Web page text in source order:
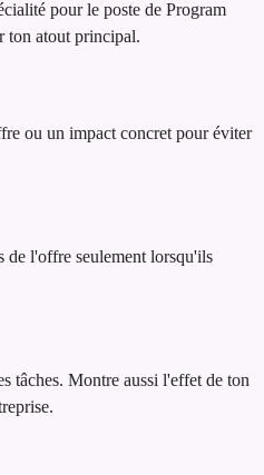
pour le poste de Program
ton atout principal.
ou un impact concret pour éviter
de l'offre seulement lorsqu'ils
tâches. Montre aussi l'effet de ton